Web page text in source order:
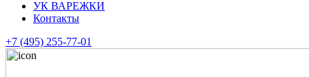
УК ВАРЕЖКИ
Контакты
+7 (495) 255-77-01